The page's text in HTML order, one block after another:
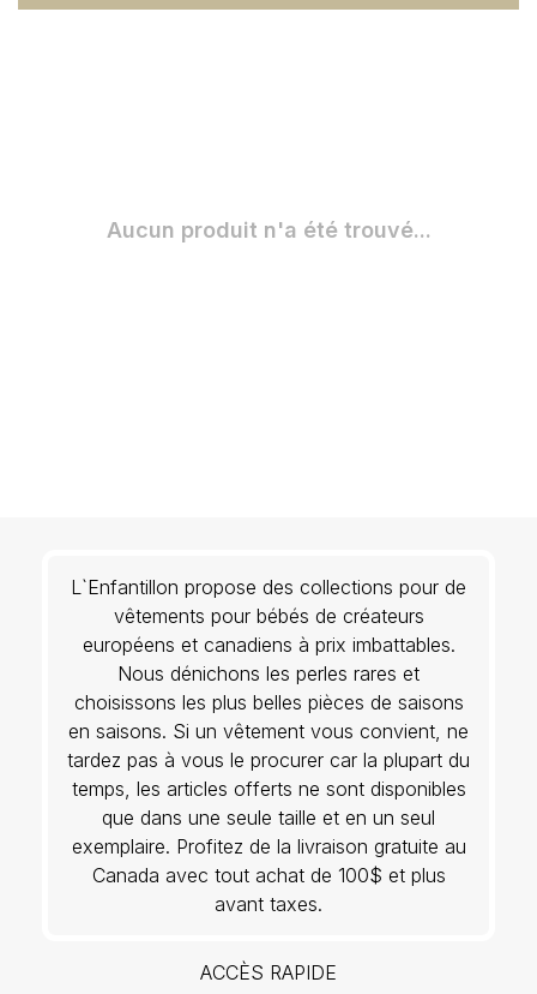
Aucun produit n'a été trouvé...
L`Enfantillon propose des collections pour de
vêtements pour bébés de créateurs
européens et canadiens à prix imbattables.
Nous dénichons les perles rares et
choisissons les plus belles pièces de saisons
en saisons. Si un vêtement vous convient, ne
tardez pas à vous le procurer car la plupart du
temps, les articles offerts ne sont disponibles
que dans une seule taille et en un seul
exemplaire. Profitez de la livraison gratuite au
Canada avec tout achat de 100$ et plus
avant taxes.
ACCÈS RAPIDE